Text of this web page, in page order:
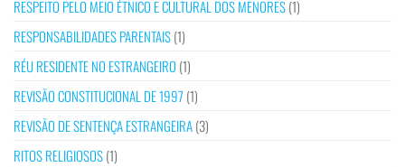
RESPEITO PELO MEIO ÉTNICO E CULTURAL DOS MENORES(1)
RESPONSABILIDADES PARENTAIS(1)
RÉU RESIDENTE NO ESTRANGEIRO (1)
REVISÃO CONSTITUCIONAL DE 1997 (1)
REVISÃO DE SENTENÇA ESTRANGEIRA(3)
RITOS RELIGIOSOS(1)